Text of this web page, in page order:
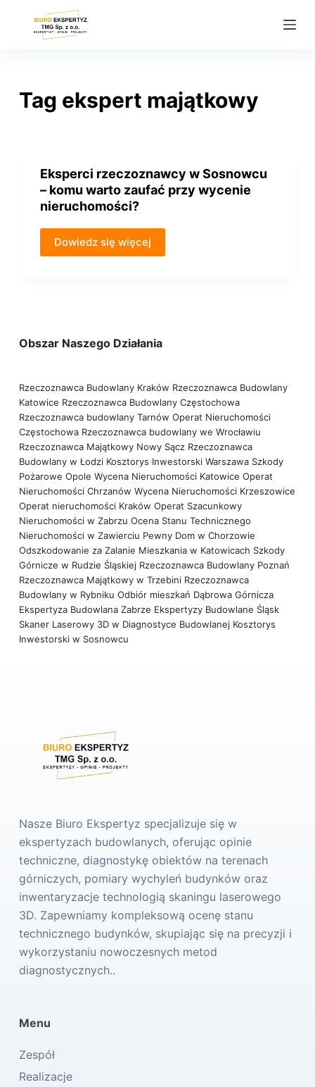
Tag ekspert majątkowy
Eksperci rzeczoznawcy w Sosnowcu
– komu warto zaufać przy wycenie
nieruchomości?
Dowiedz się więcej
Obszar Naszego Działania
Rzeczoznawca Budowlany Kraków Rzeczoznawca Budowlany
Katowice Rzeczoznawca Budowlany Częstochowa
Rzeczoznawca budowlany Tarnów Operat Nieruchomości
Częstochowa Rzeczoznawca budowlany we Wrocławiu
Rzeczoznawca Majątkowy Nowy Sącz Rzeczoznawca
Budowlany w Łodzi Kosztorys Inwestorski Warszawa Szkody
Pożarowe Opole Wycena Nieruchomości Katowice Operat
Nieruchomości Chrzanów Wycena Nieruchomości Krzeszowice
Operat nieruchomości Kraków Operat Szacunkowy
Nieruchomości w Zabrzu Ocena Stanu Technicznego
Nieruchomości w Zawierciu Pewny Dom w Chorzowie
Odszkodowanie za Zalanie Mieszkania w Katowicach Szkody
Górnicze w Rudzie Śląskiej Rzeczoznawca Budowlany Poznań
Rzeczoznawca Majątkowy w Trzebini Rzeczoznawca
Budowlany w Rybniku Odbiór mieszkań Dąbrowa Górnicza
Ekspertyza Budowlana Zabrze Ekspertyzy Budowlane Śląsk
Skaner Laserowy 3D w Diagnostyce Budowlanej Kosztorys
Inwestorski w Sosnowcu
Nasze Biuro Ekspertyz specjalizuje się w
ekspertyzach budowlanych, oferując opinie
techniczne, diagnostykę obiektów na terenach
górniczych, pomiary wychyleń budynków oraz
inwentaryzacje technologią skaningu laserowego
3D. Zapewniamy kompleksową ocenę stanu
technicznego budynków, skupiając się na precyzji i
wykorzystaniu nowoczesnych metod
diagnostycznych..
Menu
Zespół
Realizacje